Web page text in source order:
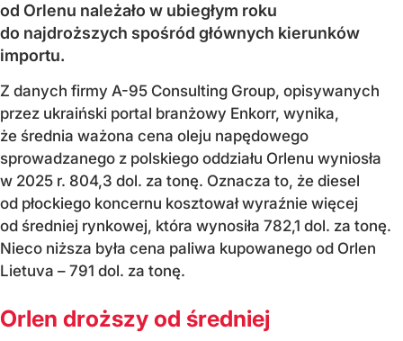
od Orlenu należało w ubiegłym roku
do najdroższych spośród głównych kierunków
importu.
Z danych firmy A-95 Consulting Group, opisywanych
przez ukraiński portal branżowy Enkorr, wynika,
że średnia ważona cena oleju napędowego
sprowadzanego z polskiego oddziału Orlenu wyniosła
w 2025 r. 804,3 dol. za tonę. Oznacza to, że diesel
od płockiego koncernu kosztował wyraźnie więcej
od średniej rynkowej, która wynosiła 782,1 dol. za tonę.
Nieco niższa była cena paliwa kupowanego od Orlen
Lietuva – 791 dol. za tonę.
Orlen droższy od średniej